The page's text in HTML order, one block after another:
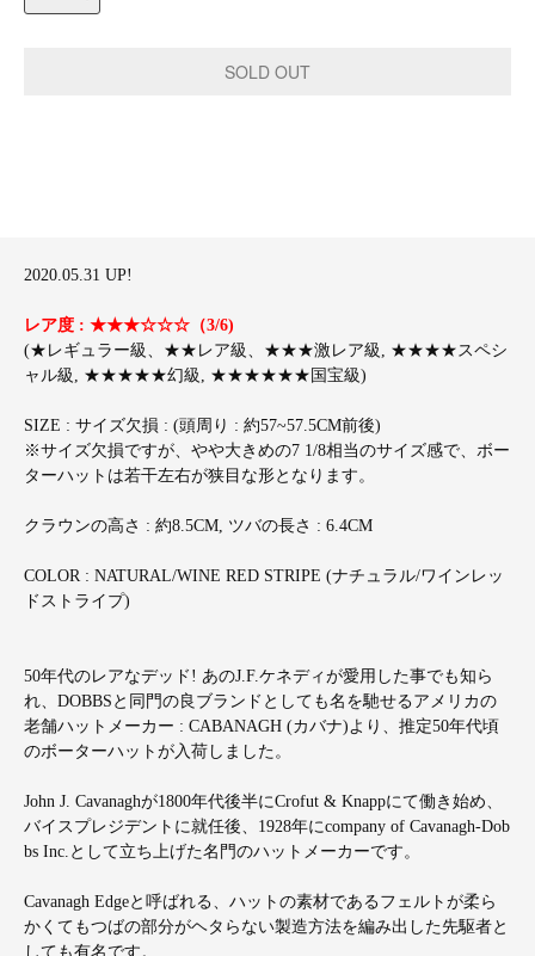
2020.05.31 UP!
レア度 : ★★★☆☆☆（3/6)
(★レギュラー級、★★レア級、★★★激レア級, ★★★★スペシ
ャル級, ★★★★★幻級, ★★★★★★国宝級)
SIZE : サイズ欠損 : (頭周り : 約57~57.5CM前後)
※サイズ欠損ですが、やや大きめの7 1/8相当のサイズ感で、ボー
ターハットは若干左右が狭目な形となります。
クラウンの高さ : 約8.5CM, ツバの長さ : 6.4CM
COLOR : NATURAL/WINE RED STRIPE (ナチュラル/ワインレッ
ドストライプ)
50年代のレアなデッド! あのJ.F.ケネディが愛用した事でも知ら
れ、DOBBSと同門の良ブランドとしても名を馳せるアメリカの
老舗ハットメーカー : CABANAGH (カバナ)より、推定50年代頃
のボーターハットが入荷しました。
John J. Cavanaghが1800年代後半にCrofut & Knappにて働き始め、
バイスプレジデントに就任後、1928年にcompany of Cavanagh-Dob
bs Inc.として立ち上げた名門のハットメーカーです。
Cavanagh Edgeと呼ばれる、ハットの素材であるフェルトが柔ら
かくてもつばの部分がヘタらない製造方法を編み出した先駆者と
しても有名です。